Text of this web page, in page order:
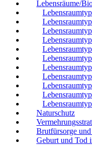
Lebensräume/
Naturschutz
Brutfürsorge
Geburt und Tod